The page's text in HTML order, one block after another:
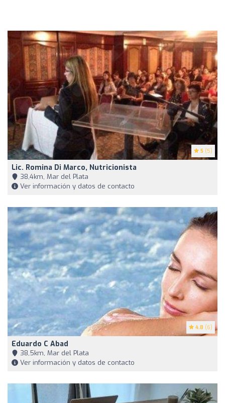
5 (5)
Lic. Romina Di Marco, Nutricionista
38,4km, Mar del Plata
Ver información y datos de contacto
4.8 (6)
Eduardo C Abad
38,5km, Mar del Plata
Ver información y datos de contacto